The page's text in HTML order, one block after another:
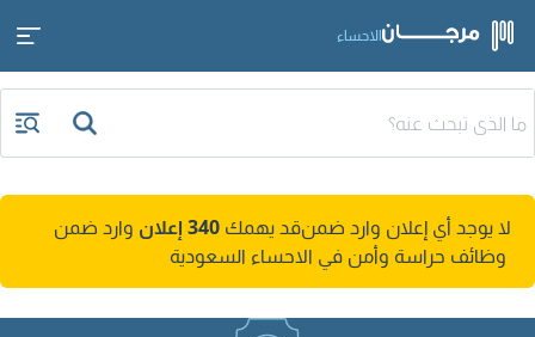
الاحساء
لا يوجد أي إعلان وارد ضمنقد يهمك 340 إعلان
وارد ضمن
وظائف حراسة وأمن في الاحساء السعودية